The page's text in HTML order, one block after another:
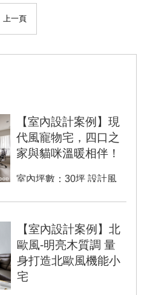
上一頁
【室內設計案例】現
代風寵物宅，四口之
家與貓咪溫暖相伴！
室內坪數：30坪 設計風
房 2廳2衛 房屋類型...
【室內設計案例】北
歐風-明亮木質調 量
身打造北歐風機能小
宅